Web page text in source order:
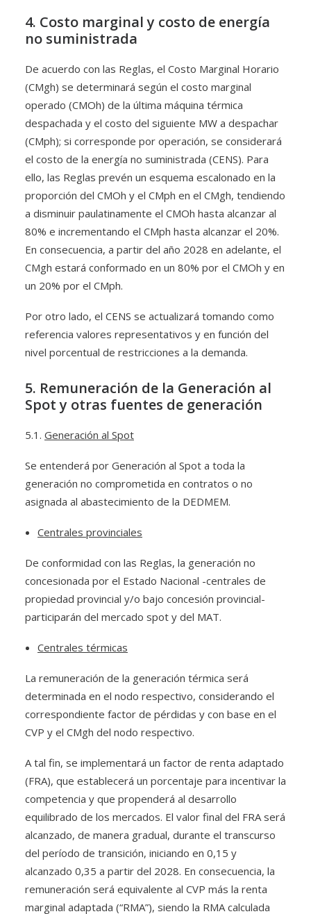
4. Costo marginal y costo de energía
no suministrada
De acuerdo con las Reglas, el Costo Marginal Horario
(CMgh) se determinará según el costo marginal
operado (CMOh) de la última máquina térmica
despachada y el costo del siguiente MW a despachar
(CMph); si corresponde por operación, se considerará
el costo de la energía no suministrada (CENS). Para
ello, las Reglas prevén un esquema escalonado en la
proporción del CMOh y el CMph en el CMgh, tendiendo
a disminuir paulatinamente el CMOh hasta alcanzar al
80% e incrementando el CMph hasta alcanzar el 20%.
En consecuencia, a partir del año 2028 en adelante, el
CMgh estará conformado en un 80% por el CMOh y en
un 20% por el CMph.
Por otro lado, el CENS se actualizará tomando como
referencia valores representativos y en función del
nivel porcentual de restricciones a la demanda.
5. Remuneración de la Generación al
Spot y otras fuentes de generación
5.1. Generación al Spot
Se entenderá por Generación al Spot a toda la
generación no comprometida en contratos o no
asignada al abastecimiento de la DEDMEM.
Centrales provinciales
De conformidad con las Reglas, la generación no
concesionada por el Estado Nacional -centrales de
propiedad provincial y/o bajo concesión provincial-
participarán del mercado spot y del MAT.
Centrales térmicas
La remuneración de la generación térmica será
determinada en el nodo respectivo, considerando el
correspondiente factor de pérdidas y con base en el
CVP y el CMgh del nodo respectivo.
A tal fin, se implementará un factor de renta adaptado
(FRA), que establecerá un porcentaje para incentivar la
competencia y que propenderá al desarrollo
equilibrado de los mercados. El valor final del FRA será
alcanzado, de manera gradual, durante el transcurso
del período de transición, iniciando en 0,15 y
alcanzado 0,35 a partir del 2028. En consecuencia, la
remuneración será equivalente al CVP más la renta
marginal adaptada (“RMA”), siendo la RMA calculada